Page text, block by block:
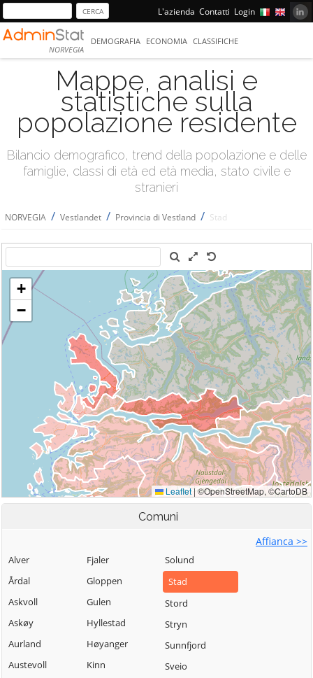
L'azienda Contatti Login
NORVEGIA
DEMOGRAFIA ECONOMIA CLASSIFICHE
Mappe, analisi e
statistiche sulla
popolazione residente
Bilancio demografico, trend della popolazione e delle
famiglie, classi di età ed età media, stato civile e
stranieri
NORVEGIA / Vestlandet / Provincia di Vestland / Stad
Comuni
Affianca >>
Alver
Årdal
Askvoll
Askøy
Aurland
Austevoll
Fjaler
Gloppen
Gulen
Hyllestad
Høyanger
Kinn
Solund
Stad
Stord
Stryn
Sunnfjord
Sveio